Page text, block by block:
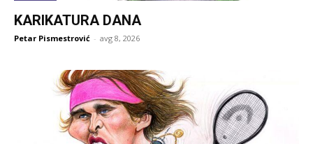
KARIKATURA DANA
Petar Pismestrović - avg 8, 2026